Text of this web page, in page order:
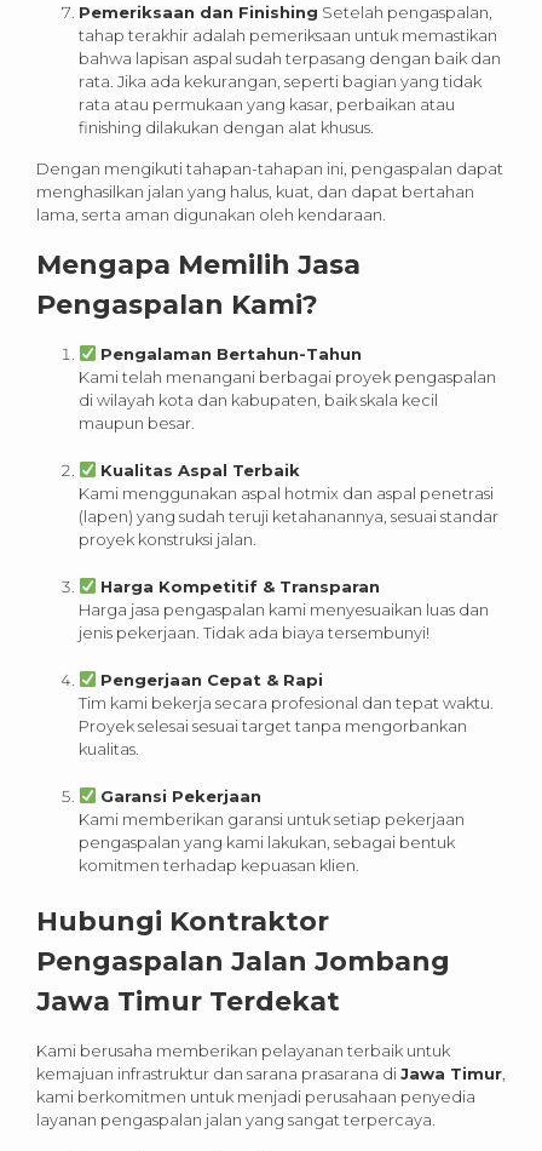
Pemeriksaan dan Finishing Setelah pengaspalan,
tahap terakhir adalah pemeriksaan untuk memastikan
bahwa lapisan aspal sudah terpasang dengan baik dan
rata. Jika ada kekurangan, seperti bagian yang tidak
rata atau permukaan yang kasar, perbaikan atau
finishing dilakukan dengan alat khusus.
Dengan mengikuti tahapan-tahapan ini, pengaspalan dapat
menghasilkan jalan yang halus, kuat, dan dapat bertahan
lama, serta aman digunakan oleh kendaraan.
Mengapa Memilih Jasa
Pengaspalan Kami?
Pengalaman Bertahun-Tahun
Kami telah menangani berbagai proyek pengaspalan
di wilayah kota dan kabupaten, baik skala kecil
maupun besar.
Kualitas Aspal Terbaik
Kami menggunakan aspal hotmix dan aspal penetrasi
(lapen) yang sudah teruji ketahanannya, sesuai standar
proyek konstruksi jalan.
Harga Kompetitif & Transparan
Harga jasa pengaspalan kami menyesuaikan luas dan
jenis pekerjaan. Tidak ada biaya tersembunyi!
Pengerjaan Cepat & Rapi
Tim kami bekerja secara profesional dan tepat waktu.
Proyek selesai sesuai target tanpa mengorbankan
kualitas.
Garansi Pekerjaan
Kami memberikan garansi untuk setiap pekerjaan
pengaspalan yang kami lakukan, sebagai bentuk
komitmen terhadap kepuasan klien.
Hubungi Kontraktor
Pengaspalan Jalan Jombang
Jawa Timur Terdekat
Kami berusaha memberikan pelayanan terbaik untuk
kemajuan infrastruktur dan sarana prasarana diJawa Timur
kami berkomitmen untuk menjadi perusahaan penyedia
layanan pengaspalan jalan yang sangat terpercaya.